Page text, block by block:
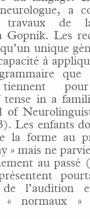
a
travaux de
Gopnik. Les
unique
à
pour
in a
of
Les enfants
la forme au
» mais ne
au passé
l’audition
« normaux »